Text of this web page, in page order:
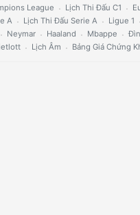
League Lịch Thi Đấu C1
A Lịch Thi Đấu Serie A Ligue 1
Neymar Haaland Mbappe
Lịch Âm Bảng Giá Chứng